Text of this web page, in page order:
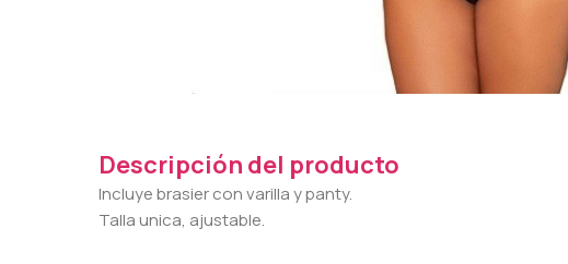
Descripción del producto
Incluye brasier con varilla y panty.
Talla unica, ajustable.